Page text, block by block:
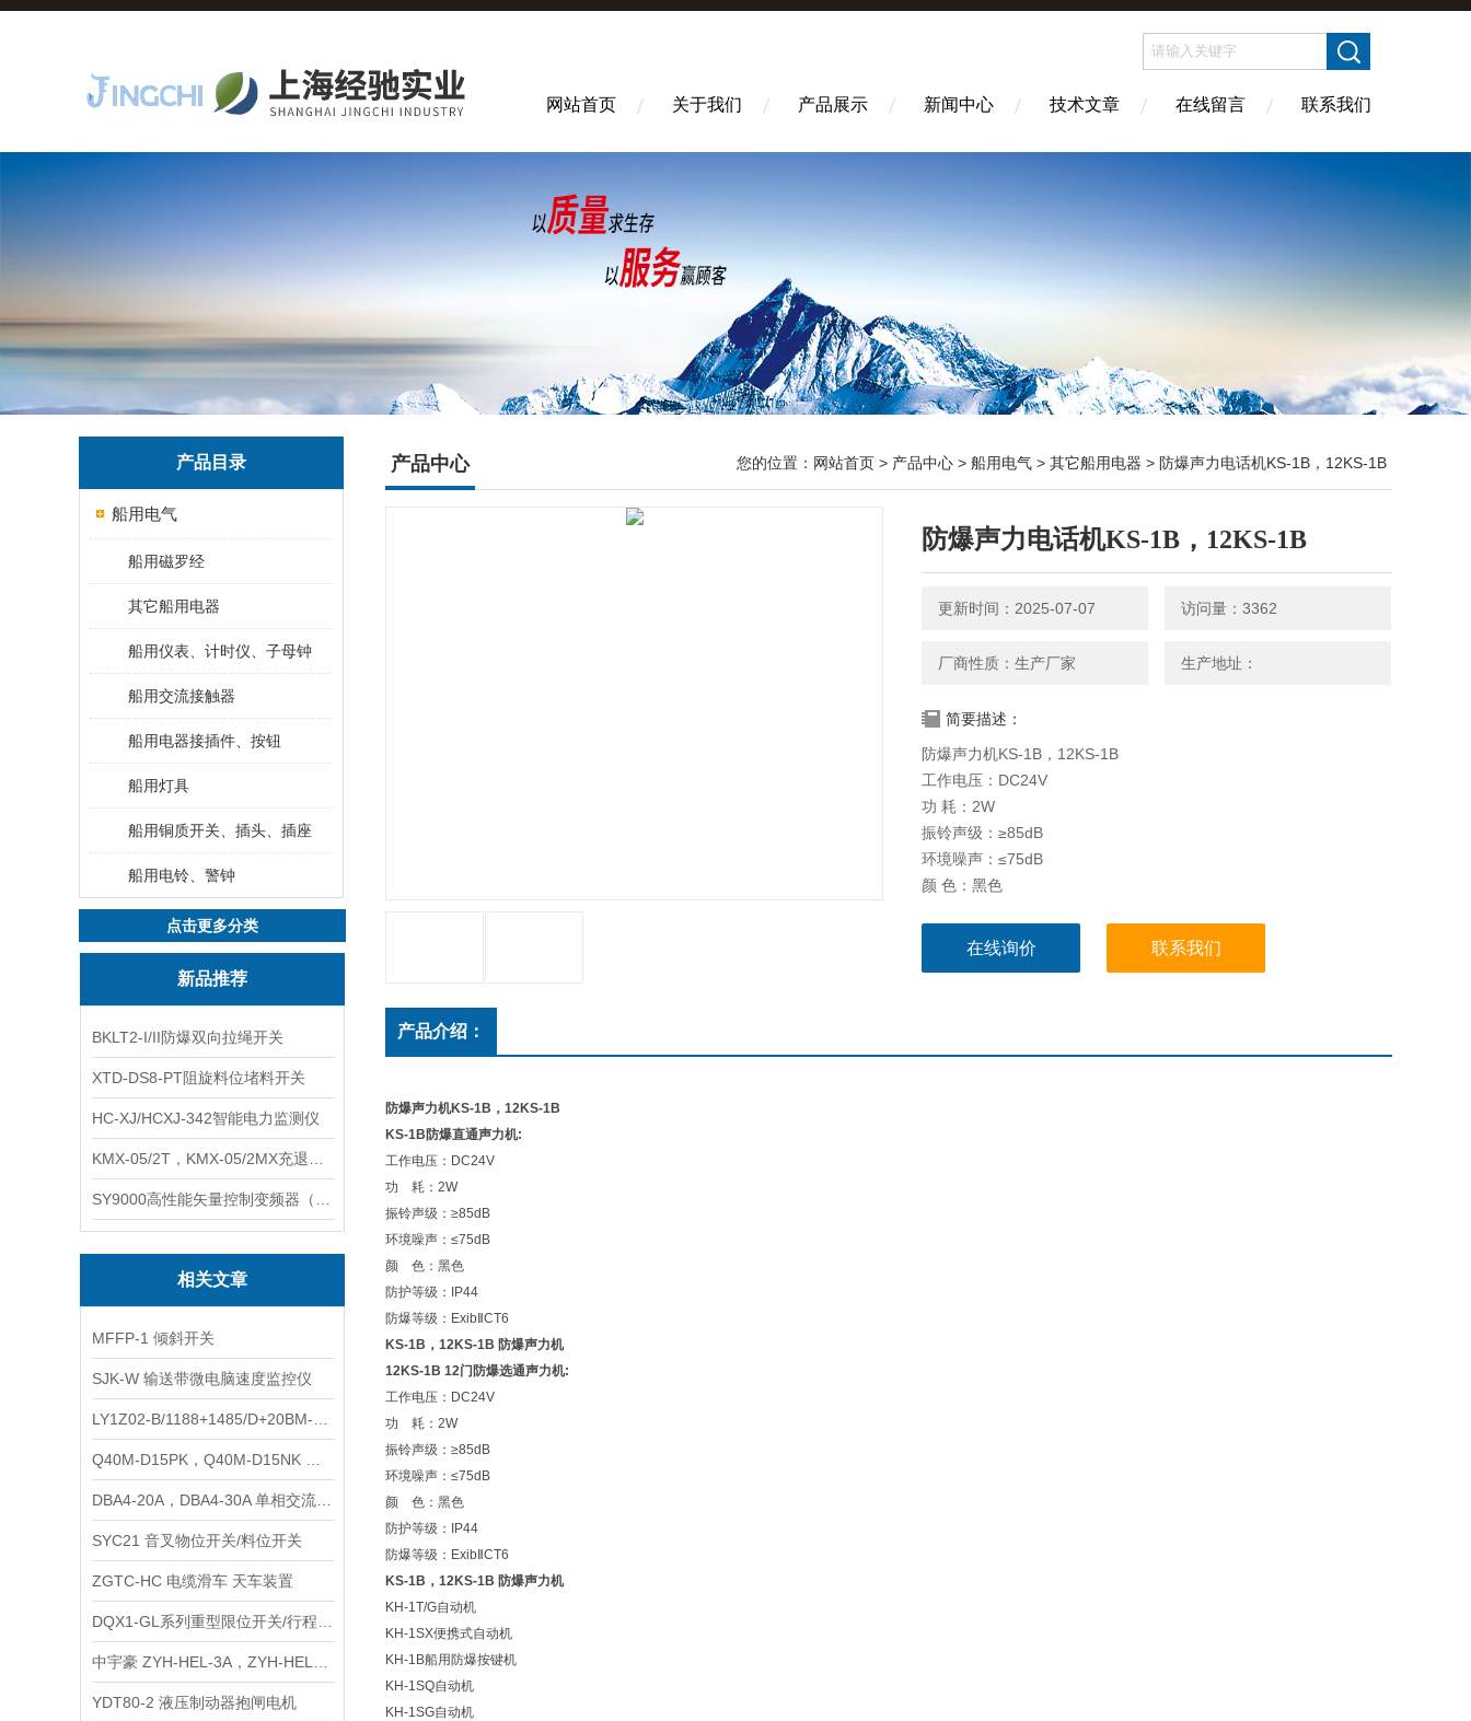
网站首页 关于我们 产品展示 新闻中心 技术文章 在线留言 联系我们
产品目录
船用电气
船用磁罗经
其它船用电器
船用仪表、计时仪、子母钟
船用交流接触器
船用电器接插件、按钮
船用灯具
船用铜质开关、插头、插座
船用电铃、警钟
点击更多分类
新品推荐
BKLT2-I/II防爆双向拉绳开关
XTD-DS8-PT阻旋料位堵料开关
HC-XJ/HCXJ-342智能电力监测仪
相关文章
MFFP-1 倾斜开关
SJK-W 输送带微电脑速度监控仪
SYC21 音叉物位开关/料位开关
ZGTC-HC 电缆滑车 天车装置
YDT80-2 液压制动器抱闸电机
产品中心 您的位置： 网站首页 > 产品中心 > 船用电气 > 其它船用电器 > 防爆声力电话机KS-1B，12KS-1B
防爆声力电话机KS-1B，12KS-1B
更新时间：2025-07-07 访问量：3362
厂商性质：生产厂家 生产地址：
简要描述：
防爆声力机KS-1B，12KS-1B
工作电压：DC24V
功 耗：2W
振铃声级：≥85dB
环境噪声：≤75dB
颜 色：黑色
防爆等级：ExibⅡCT6
在线询价 联系我们
产品介绍：
防爆声力机KS-1B，12KS-1B
KS-1B防爆直通声力机:
工作电压：DC24V
功 耗：2W
振铃声级：≥85dB
环境噪声：≤75dB
颜 色：黑色
防护等级：IP44
防爆等级：ExibⅡCT6
KS-1B，12KS-1B 防爆声力机
12KS-1B 12门防爆选通声力机:
工作电压：DC24V
功 耗：2W
振铃声级：≥85dB
环境噪声：≤75dB
颜 色：黑色
防护等级：IP44
防爆等级：ExibⅡCT6
KS-1B，12KS-1B 防爆声力机
KH-1T/G自动机
KH-1SX便携式自动机
KH-1B船用防爆按键机
KH-1SQ自动机
KH-1SG自动机